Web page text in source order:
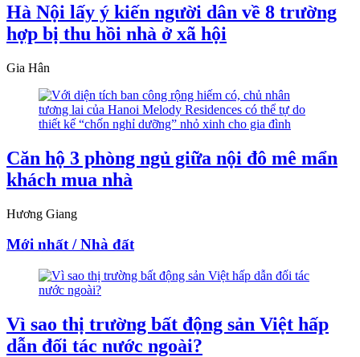
Hà Nội lấy ý kiến người dân về 8 trường
hợp bị thu hồi nhà ở xã hội
Gia Hân
Căn hộ 3 phòng ngủ giữa nội đô mê mẩn
khách mua nhà
Hương Giang
Mới nhất / Nhà đất
Vì sao thị trường bất động sản Việt hấp
dẫn đối tác nước ngoài?